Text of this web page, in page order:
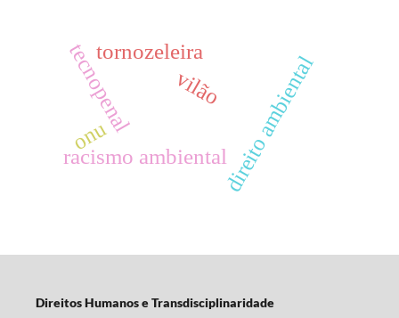
tornozeleira
tecnopenal vilãodireito ambiental
racismo ambiental
onu
Direitos Humanos e Transdisciplinaridade